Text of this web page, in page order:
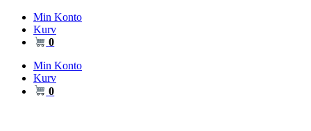
Videre
indhold
Min Konto
Kurv
0
Min Konto
Kurv
0